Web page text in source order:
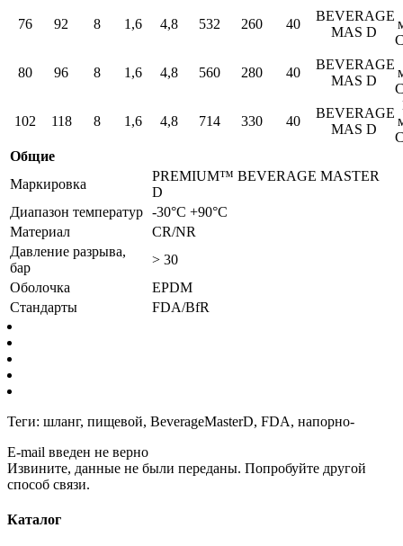
76 92 8 1,6 4,8 532 260 40
BEVERAGE
MAS D
80 96 8 1,6 4,8 560 280 40
BEVERAGE
MAS D
102 118 8 1,6 4,8 714 330 40
BEVERAGE
MAS D
Общие
Маркировка
PREMIUM™ BEVERAGE MASTER
D
Диапазон температур -30°C +90°C
Материал
CR/NR
Давление разрыва,
бар
> 30
Оболочка
EPDM
Стандарты
FDA/BfR
Теги: шланг, пищевой, BeverageMasterD, FDA, напорно-
E-mail введен не верно
Извините, данные не были переданы. Попробуйте другой
способ связи.
Каталог